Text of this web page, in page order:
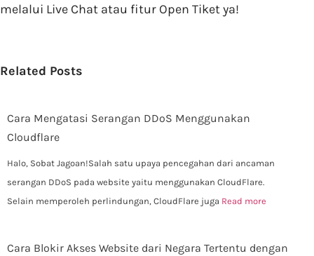
melalui Live Chat atau fitur Open Tiket ya!
Related Posts
Cara Mengatasi Serangan DDoS Menggunakan
Cloudflare
Halo, Sobat Jagoan!Salah satu upaya pencegahan dari ancaman
serangan DDoS pada website yaitu menggunakan CloudFlare.
Selain memperoleh perlindungan, CloudFlare juga Read more
Cara Blokir Akses Website dari Negara Tertentu dengan